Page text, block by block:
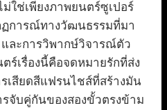
ม่ใช่เพียงภาพยนตร์ซูเปอร์
การณ์ทางวัฒนธรรมที่มา
และการวิพากษ์วิจารณ์ตัว
ร์เรื่องนี้คือจดหมายรักที่ส่ง
เสียดสีแฟรนไชส์ที่สร้างมัน
รจับคู่กันของสองขั้วตรงข้าม